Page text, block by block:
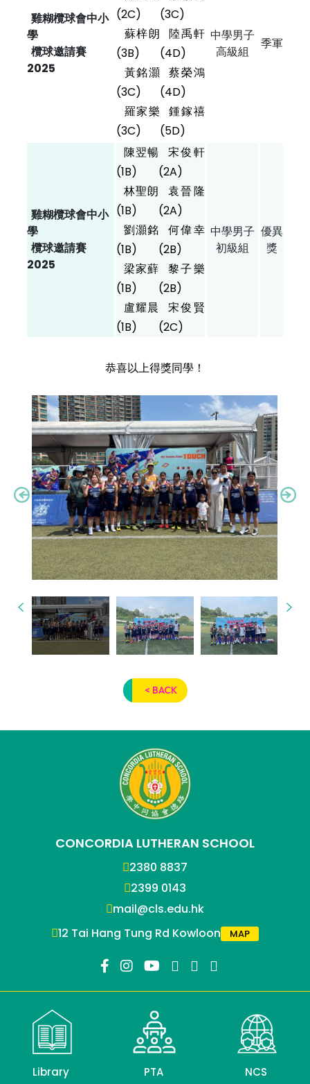
雞糊欖球會中小
學
欖球邀請賽
2025
(2C)
蘇梓朗
(3B)
黃銘灝
(3C)
羅家樂
(3C)
(3C)
陸禹軒
(4D)
蔡榮鴻
(4D)
鍾鎵禧
(5D)
中學男子
高級組
季軍
雞糊欖球會中小
學
欖球邀請賽
2025
陳翌暢
(1B)
林聖朗
(1B)
劉灝銘
(1B)
梁家蘚
(1B)
盧耀晨
(1B)
宋俊軒
(2A)
袁晉隆
(2A)
何偉幸
(2B)
黎子樂
(2B)
宋俊賢
(2C)
中學男子
初級組
優異
獎
恭喜以上得獎同學！
< BACK
CONCORDIA LUTHERAN SCHOOL
2380 8837
2399 0143
mail@cls.edu.hk
12 Tai Hang Tung Rd Kowloon
MAP
Library PTA NCS